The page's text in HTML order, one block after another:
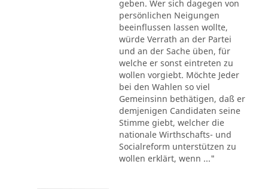
geben. Wer sich dagegen von
persönlichen Neigungen
beeinflussen lassen wollte,
würde Verrath an der Partei
und an der Sache üben, für
welche er sonst eintreten zu
wollen vorgiebt. Möchte Jeder
bei den Wahlen so viel
Gemeinsinn bethätigen, daß er
demjenigen Candidaten seine
Stimme giebt, welcher die
nationale Wirthschafts- und
Socialreform unterstützen zu
wollen erklärt, wenn ..."